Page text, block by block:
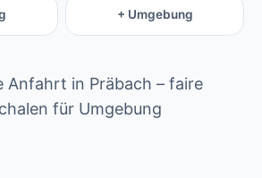
+ Umgebung
Anfahrt in Präbach – faire
für Umgebung